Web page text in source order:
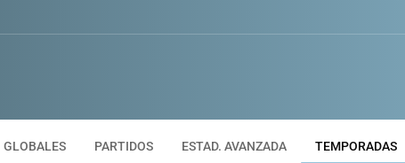
GLOBALES PARTIDOS ESTAD. AVANZADA TEMPORADAS